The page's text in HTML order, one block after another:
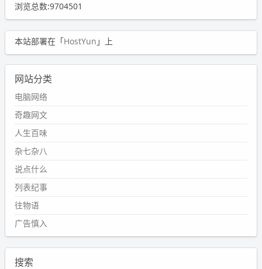
浏览总数:9704501
本站部署在「HostYun 」上
网站分类
电脑网络
奇趣网文
人生百味
杂七杂八
说点什么
列表纪事
往物语
广告慎入
搜索